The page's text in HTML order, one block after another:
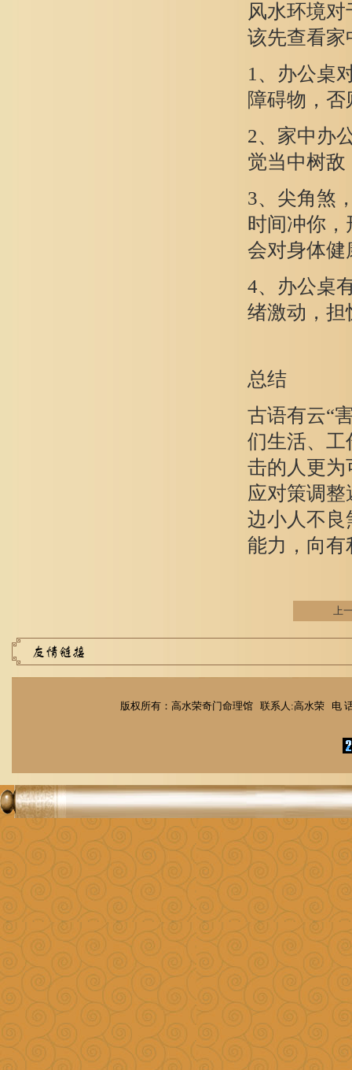
风水环境
该先查看家
1、办公桌
障碍物，
2、家中办
觉当中树
3、尖角煞
时间冲你
会对身体健
4、办公桌
绪激动，担
总结
古语有云“
们生活、工
击的人更为
应对策调
边小人不良
能力，向有
上
版权所有：高水荣奇门命理馆 联系人:高水荣 电